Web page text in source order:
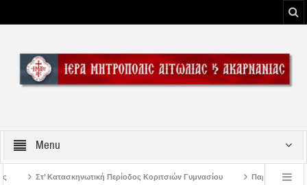
Menu
Περίοδος Κοριτσιών Γυμνασίου Παρακλήσεις πρώτης εβδομάδος